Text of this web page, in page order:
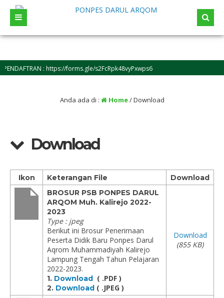
: https://forms.gle/s2FcRpk48vyPxwps6
Anda ada di : Home/Download
Download
Ikon Keterangan File
Download
BROSUR PSB PONPES DARUL
ARQOM Muh. Kalirejo 2022-
2023
Type : jpeg
Berikut ini Brosur Penerimaan
Peserta Didik Baru Ponpes Darul
Aqrom Muhammadiyah Kalirejo
Lampung Tengah Tahun Pelajaran
2022-2023.
1. Download ( .PDF )
2. Download ( .JPEG )
Download
(855 KB)